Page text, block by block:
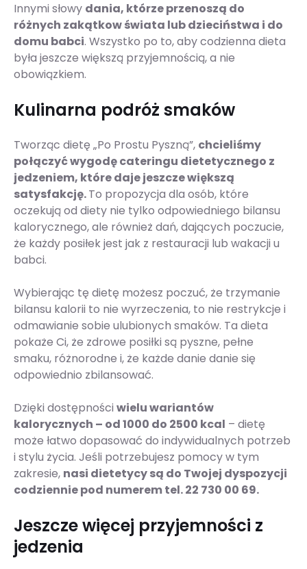
Innymi słowy dania, którze przenoszą do
różnych zakątkow świata lub dzieciństwa i do
domu babci. Wszystko po to, aby codzienna dieta
była jeszcze większą przyjemnością, a nie
obowiązkiem.
Kulinarna podróż smaków
Tworząc dietę „Po Prostu Pyszną”, chcieliśmy
połączyć wygodę cateringu dietetycznego z
jedzeniem, które daje jeszcze większą
satysfakcję.To propozycja dla osób, które
oczekują od diety nie tylko odpowiedniego bilansu
kalorycznego, ale również dań, dających poczucie,
że każdy posiłek jest jak z restauracji lub wakacji u
babci.
Wybierając tę dietę możesz poczuć, że trzymanie
bilansu kalorii to nie wyrzeczenia, to nie restrykcje i
odmawianie sobie ulubionych smaków. Ta dieta
pokaże Ci, że zdrowe posiłki są pyszne, pełne
smaku, różnorodne i, że każde danie danie się
odpowiednio zbilansować.
Dzięki dostępności wielu wariantów
kalorycznych – od 1000 do 2500 kcal – dietę
może łatwo dopasować do indywidualnych potrzeb
i stylu życia. Jeśli potrzebujesz pomocy w tym
zakresie, nasi dietetycy są do Twojej dyspozycji
codziennie pod numerem tel. 22 730 00 69.
Jeszcze więcej przyjemności z
jedzenia